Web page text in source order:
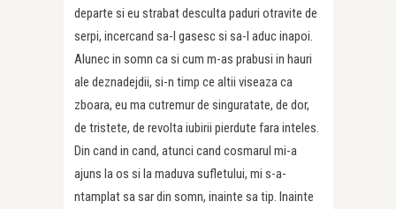
departe si eu strabat desculta paduri otravite de
serpi, incercand sa-l gasesc si sa-l aduc inapoi.
Alunec in somn ca si cum m-as prabusi in hauri
ale deznadejdii, si-n timp ce altii viseaza ca
zboara, eu ma cutremur de singuratate, de dor,
de tristete, de revolta iubirii pierdute fara inteles.
Din cand in cand, atunci cand cosmarul mi-a
ajuns la os si la maduva sufletului, mi s-a-
ntamplat sa sar din somn, inainte sa tip. Inainte